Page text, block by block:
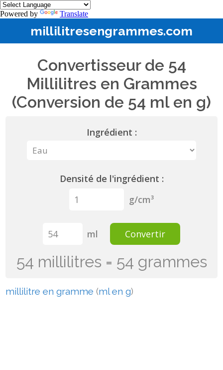
Powered by Translate
millilitresengrammes.com
Convertisseur de 54
Millilitres en Grammes
(Conversion de 54 ml en g)
Ingrédient :
Densité de l'ingrédient :
g/cm³
ml Convertir
54 millilitres = 54 grammes
millilitre en gramme (ml en g)